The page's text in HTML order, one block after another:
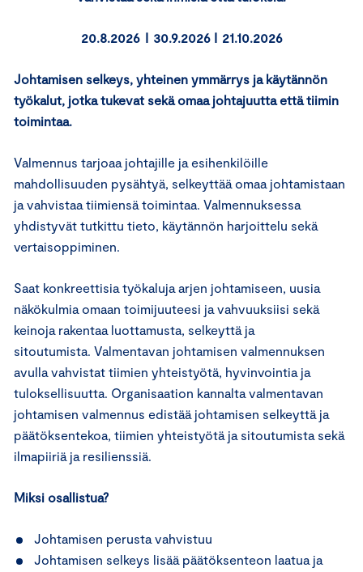
20.8.2026 I 30.9.2026 I 21.10.2026
Johtamisen selkeys, yhteinen ymmärrys ja käytännön
työkalut, jotka tukevat sekä omaa johtajuutta että tiimin
toimintaa.
Valmennus tarjoaa johtajille ja esihenkilöille
mahdollisuuden pysähtyä, selkeyttää omaa johtamistaan
ja vahvistaa tiimiensä toimintaa. Valmennuksessa
yhdistyvät tutkittu tieto, käytännön harjoittelu sekä
vertaisoppiminen.
Saat konkreettisia työkaluja arjen johtamiseen, uusia
näkökulmia omaan toimijuuteesi ja vahvuuksiisi sekä
keinoja rakentaa luottamusta, selkeyttä ja
sitoutumista. Valmentavan johtamisen valmennuksen
avulla vahvistat tiimien yhteistyötä, hyvinvointia ja
tuloksellisuutta. Organisaation kannalta valmentavan
johtamisen valmennus edistää johtamisen selkeyttä ja
päätöksentekoa, tiimien yhteistyötä ja sitoutumista sekä
ilmapiiriä ja resilienssiä.
Miksi osallistua?
Johtamisen perusta vahvistuu
Johtamisen selkeys lisää päätöksenteon laatua ja